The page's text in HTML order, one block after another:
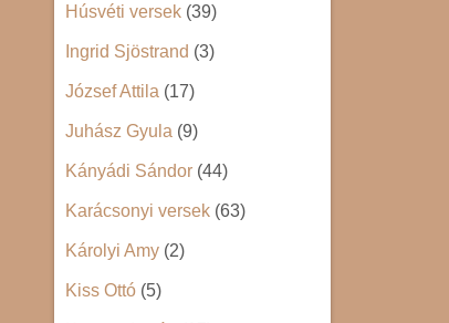
Húsvéti versek (39)
Ingrid Sjöstrand (3)
József Attila (17)
Juhász Gyula (9)
Kányádi Sándor (44)
Karácsonyi versek (63)
Károlyi Amy (2)
Kiss Ottó (5)